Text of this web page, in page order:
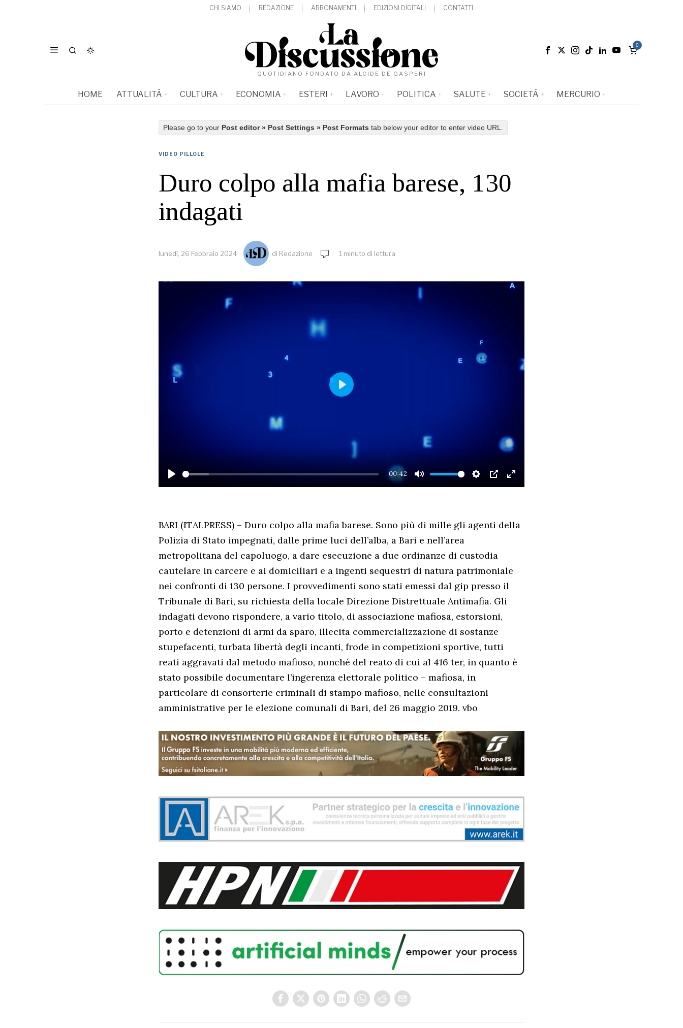
CHI SIAMO REDAZIONE ABBONAMENTI EDIZIONI DIGITALI CONTATTI
QUOTIDIANO FONDATO DA ALCIDE DE GASPERI
0
HOME ATTUALITÀ CULTURA ECONOMIA ESTERI LAVORO POLITICA SALUTE SOCIETÀ MERCURIO
Please go to your Post editor » Post Settings » Post Formats tab below your editor to enter video URL.
VIDEO PILLOLE
Duro colpo alla mafia barese, 130
indagati
lunedì, 26 Febbraio 2024 di Redazione 1 minuto di lettura
PLAY
00:42
MUTE SETTINGS
PIPENTER
PLAY
BARI (ITALPRESS) – Duro colpo alla mafia barese. Sono più di mille gli agenti della
Polizia di Stato impegnati, dalle prime luci dell’alba, a Bari e nell’area
metropolitana del capoluogo, a dare esecuzione a due ordinanze di custodia
cautelare in carcere e ai domiciliari e a ingenti sequestri di natura patrimoniale
nei confronti di 130 persone. I provvedimenti sono stati emessi dal gip presso il
Tribunale di Bari, su richiesta della locale Direzione Distrettuale Antimafia. Gli
indagati devono rispondere, a vario titolo, di associazione mafiosa, estorsioni,
porto e detenzioni di armi da sparo, illecita commercializzazione di sostanze
stupefacenti, turbata libertà degli incanti, frode in competizioni sportive, tutti
reati aggravati dal metodo mafioso, nonché del reato di cui al 416 ter, in quanto è
stato possibile documentare l’ingerenza elettorale politico – mafiosa, in
particolare di consorterie criminali di stampo mafioso, nelle consultazioni
amministrative per le elezione comunali di Bari, del 26 maggio 2019. vbo